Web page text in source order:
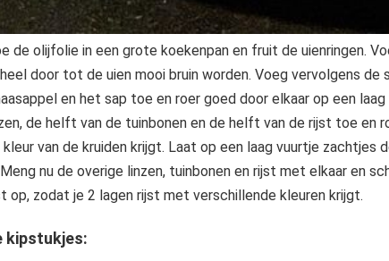
de olijfolie in een grote koekenpan en fruit de uienringen.
door tot de uien mooi bruin worden. Voeg vervolgens de
en het sap toe en roer goed door elkaar op een
de helft van de tuinbonen en de helft van de rijst toe en
kleur van de kruiden krijgt. Laat op een laag vuurtje
nu de overige linzen, tuinbonen en rijst met elkaar en
op, zodat je 2 lagen rijst met verschillende kleuren krijgt.
kipstukjes: